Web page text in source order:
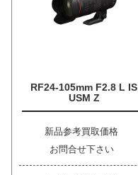
RF24-105mm F2.8 L IS
USM Z
新品参考買取価格
お問合せ下さい